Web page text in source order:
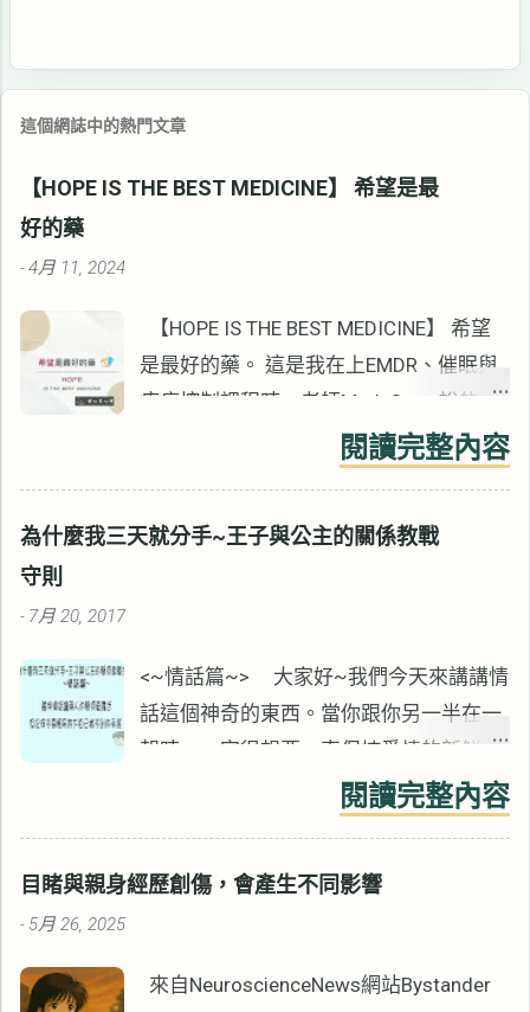
這個網誌中的熱門文章
【HOPE IS THE BEST MEDICINE】 希望是最
好的藥
-4月 11, 2024
【HOPE IS THE BEST MEDICINE】 希望
是最好的藥。 這是我在上EMDR、催眠與
疼痛控制課程時，老師Mark Grant說的
話。 看起來像是雞湯語錄，卻是心理治療
重要的治療元素。 這十幾年來的諮商生
講的是疼痛控制，但所有心理治療都適
苦的事情會結束 相信痛苦的事件會結束，
果你認為它永遠不會結束，事情就會變得
難以忍受。 如果我們認為悲慘的狀況永遠
不會結束，我們將永遠無法從傷害中復
諮商將難以有效果。 諮商工作很重要的一
閱讀完整內容
為什麼我三天就分手~王子與公主的關係教戰
守則
- 7月 20, 2017
<~情話篇~> 大家好~我們今天來講講情
話這個神奇的東西。當你跟你另一半在一
起時，一定很想要一直保持愛情的新鮮，
天天像熱戀(咦!?你說你不想………你的另一
半在你背後，他非常火!!)。很好~大家都
跟言語就一定跑不了了，上次我們介紹過
們就來聊聊語言吧。心理學家Eddie Wu說
閱讀完整內容
目睹與親身經歷創傷，會產生不同影響
- 5月 26, 2025
來自NeuroscienceNews網站Bystander